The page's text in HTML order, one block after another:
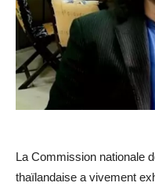
La Commission nationale
thaïlandaise a vivement